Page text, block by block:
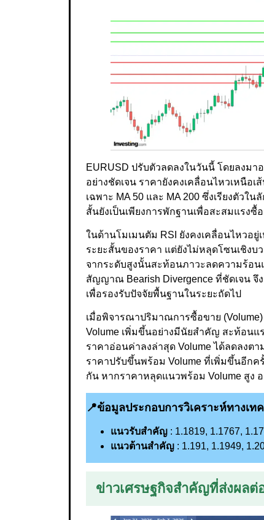
EURUSD ปรับตัวลดลงในวันนี้ โดยลงม
อย่างชัดเจน ราคายังคงเคลื่อนไหวเหนือ
เฉพาะ MA 50 และ MA 200 ซึ่งเรียงตัวใ
สั้นยังเป็นเพียงการพักฐานเพื่อสะสมแรงซื้
ในด้านโมเมนตัม RSI ยังคงเคลื่อนไหวอ
ระยะสั้นของราคา แต่ยังไม่หลุดโซนเชิงบ
จากระดับสูงนั้นสะท้อนภาวะลดความร้อ
สัญญาณ Bearish Divergence ที่ชัดเจน จึ
เพื่อรองรับปัจจัยพื้นฐานในระยะถัดไป
เมื่อพิจารณาปริมาณการซื้อขาย
Volume เพิ่มขึ้นอย่างมีนัยสำคัญ สะท้อน
ราคาอ่อนค่าลงล่าสุด Volume ได้ลดลงต
ราคาปรับขึ้นพร้อม Volume ที่เพิ่มขึ้นอีก
กัน หากราคาหลุดแนวพร้อม Volume สูง
📍ข้อมูลประกอบการวิเคราะห์ทางเท
แนวรับสำคัญ : 1.1819, 1.1767,
แนวต้านสำคัญ : 1.191, 1.1949,
ข่าวเศรษฐกิจสำคัญที่ส่งผลต่